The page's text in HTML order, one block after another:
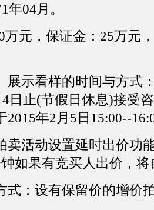
年04月。
元，保证金：25万元，
示看样的时间与方式：
日止(节假日休息)接受
2015年2月5日15:00--
活动设置延时出价功
如果有竞买人出价，
：设有保留价的增价